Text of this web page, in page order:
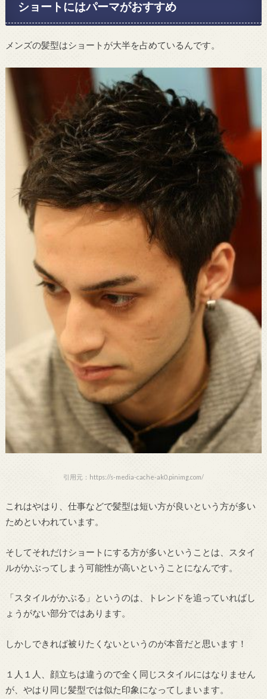
ショートにはパーマがおすすめ
メンズの髪型はショートが大半を占めているんです。
引用元：https://s-media-cache-ak0.pinimg.com/
これはやはり、仕事などで髪型は短い方が良いという方が多い
ためといわれています。
そしてそれだけショートにする方が多いということは、スタイ
ルがかぶってしまう可能性が高いということになんです。
「スタイルがかぶる」というのは、トレンドを追っていればし
ょうがない部分ではあります。
しかしできれば被りたくないというのが本音だと思います！
１人１人、顔立ちは違うので全く同じスタイルにはなりません
が、やはり同じ髪型では似た印象になってしまいます。